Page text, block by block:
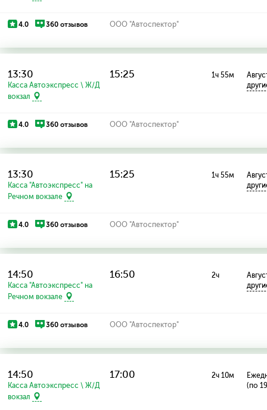
4.0 360 отзывов ООО "Автоспектор"
13:30
Касса Автоэкспресс \ Ж/Д
вокзал
15:25 1ч 55м
4.0 360 отзывов ООО "Автоспектор"
13:30
Касса "Автоэкспресс" на
Речном вокзале
15:25 1ч 55м
4.0 360 отзывов ООО "Автоспектор"
14:50
Касса "Автоэкспресс" на
Речном вокзале
16:50 2ч
4.0 360 отзывов ООО "Автоспектор"
14:50
Касса Автоэкспресс \ Ж/Д
вокзал
17:00 2ч 10м
(по